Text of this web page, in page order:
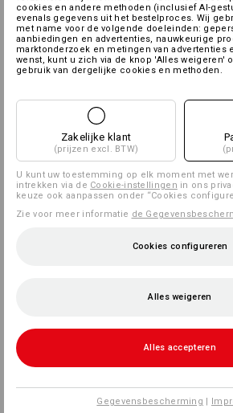
cookies en andere methoden (inclusief AI-
evenals gegevens uit het bestelproces. Wij
met name voor de volgende doeleinden:
aanbiedingen en advertenties, nauwkeurige
marktonderzoek en metingen van advertenties
wenst, kunt u zich via de knop 'Alles weigeren'
gebruik van dergelijke cookies en methoden.
Zakelijke klant
(prijzen excl. BTW)
U kunt uw toestemming op elk moment met
intrekken via de Cookie-instellingen in ons
keuze ook aanpassen onder “Cookies
Zie voor meer informatie de
Cookies configureren
Alles weigeren
Alles accepteren
Gegevensbescherming |